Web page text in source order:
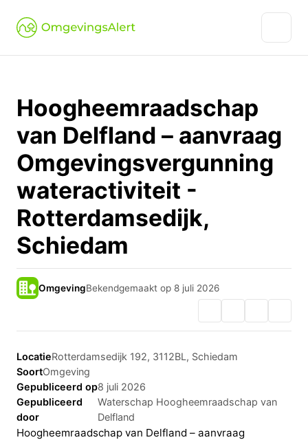
Hoogheemraadschap
van Delfland – aanvraag
Omgevingsvergunning
wateractiviteit -
Rotterdamsedijk,
Schiedam
OmgevingBekendgemaakt op 8 juli 2026
LocatieRotterdamsedijk 192, 3112BL, Schiedam
SoortOmgeving
Gepubliceerd op8 juli 2026
Gepubliceerd
door
Waterschap Hoogheemraadschap van
Delfland
Hoogheemraadschap van Delfland – aanvraag